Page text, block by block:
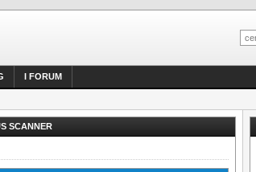
I FORUM
SCANNER